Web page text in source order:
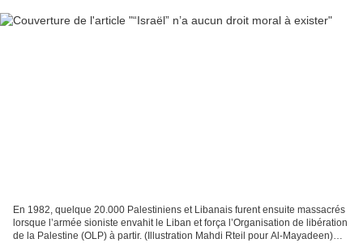
En 1982, quelque 20.000 Palestiniens et Libanais furent ensuite massacrés
lorsque l’armée sioniste envahit le Liban et força l’Organisation de libération
de la Palestine (OLP) à partir. (Illustration Mahdi Rteil pour Al-Mayadeen)